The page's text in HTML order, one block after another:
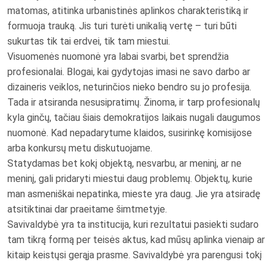
matomas, atitinka urbanistinės aplinkos charakteristiką ir
formuoja trauką. Jis turi turėti unikalią vertę – turi būti
sukurtas tik tai erdvei, tik tam miestui.
Visuomenės nuomonė yra labai svarbi, bet sprendžia
profesionalai. Blogai, kai gydytojas imasi ne savo darbo ar
dizaineris veiklos, neturinčios nieko bendro su jo profesija.
Tada ir atsiranda nesusipratimų. Žinoma, ir tarp profesionalų
kyla ginčų, tačiau šiais demokratijos laikais nugali daugumos
nuomonė. Kad nepadarytume klaidos, susirinkę komisijose
arba konkursų metu diskutuojame.
Statydamas bet kokį objektą, nesvarbu, ar meninį, ar ne
meninį, gali pridaryti miestui daug problemų. Objektų, kurie
man asmeniškai nepatinka, mieste yra daug. Jie yra atsiradę
atsitiktinai dar praeitame šimtmetyje.
Savivaldybė yra ta institucija, kuri rezultatui pasiekti sudaro
tam tikrą formą per teisės aktus, kad mūsų aplinka vienaip ar
kitaip keistųsi gerąja prasme. Savivaldybė yra parengusi tokį